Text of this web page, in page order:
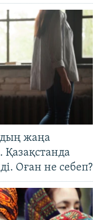
жаңа
Оған не себеп?